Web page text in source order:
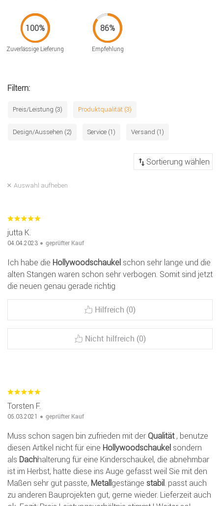
Zuverlässige Lieferung Empfehlung
Filtern:
Preis/Leistung (3) Produktqualität (3)
Design/Aussehen (2) Service (1) Versand (1)
Auswahl aufheben
jutta K.
04.04.2023 geprüfter Kauf
Ich habe die Hollywoodschaukel schon sehr lange und die
alten Stangen waren schon sehr verbogen. Somit sind jetzt
die neuen genau gerade richtig
Hilfreich (0)
Nicht hilfreich (0)
Torsten F.
05.03.2021 geprüfter Kauf
Muss schon sagen bin zufrieden mit der Qualität, benutze
diesen Artikel nicht für eine Hollywoodschaukel sondern
als Dachhalterung für eine Kinderschaukel, die abnehmbar
ist im Herbst, hatte diese ins Auge gefasst weil Sie mit den
Maßen sehr gut passte, Metall gestänge stabil . passt auch
zu anderen Bauprojekten gut, gerne wieder. Lieferzeit auch